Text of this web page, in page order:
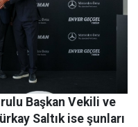
Başkan Vekili ve
Saltık ise şunları